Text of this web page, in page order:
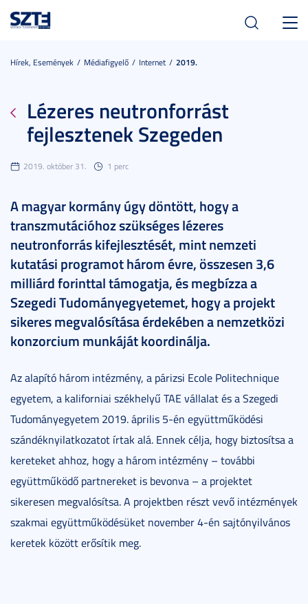
Hírek, Események Médiafigyelő Internet 2019.
Lézeres neutronforrást
fejlesztenek Szegeden
2019. október 31. 1 perc
A magyar kormány úgy döntött, hogy a
transzmutációhoz szükséges lézeres
neutronforrás kifejlesztését, mint nemzeti
kutatási programot három évre, összesen 3,6
milliárd forinttal támogatja, és megbízza a
Szegedi Tudományegyetemet, hogy a projekt
sikeres megvalósítása érdekében a nemzetközi
konzorcium munkáját koordinálja.
Az alapító három intézmény, a párizsi Ecole Politechnique
egyetem, a kaliforniai székhelyű TAE vállalat és a Szegedi
Tudományegyetem 2019. április 5-én együttműködési
szándéknyilatkozatot írtak alá. Ennek célja, hogy biztosítsa a
kereteket ahhoz, hogy a három intézmény – további
együttműködő partnereket is bevonva – a projektet
sikeresen megvalósítsa. A projektben részt vevő intézmények
szakmai együttműködésüket november 4-én sajtónyilvános
keretek között erősítik meg.